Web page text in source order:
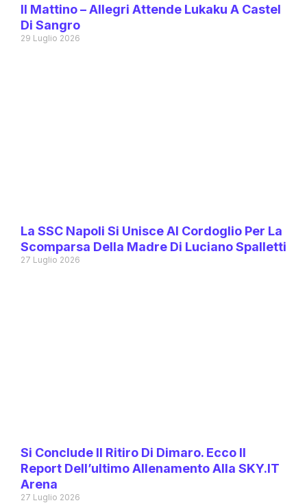
Il Mattino – Allegri Attende Lukaku A Castel
Di Sangro
29 Luglio 2026
La SSC Napoli Si Unisce Al Cordoglio Per La
Scomparsa Della Madre Di Luciano Spalletti
27 Luglio 2026
Si Conclude Il Ritiro Di Dimaro. Ecco Il
Report Dell’ultimo Allenamento Alla SKY.IT
Arena
27 Luglio 2026